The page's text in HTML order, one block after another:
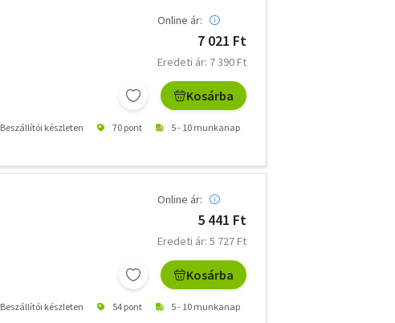
Online ár:
7 021 Ft
Eredeti ár: 7 390 Ft
Kosárba
Beszállítói készleten 70 pont 5 - 10 munkanap
Online ár:
5 441 Ft
Eredeti ár: 5 727 Ft
Kosárba
Beszállítói készleten 54 pont 5 - 10 munkanap